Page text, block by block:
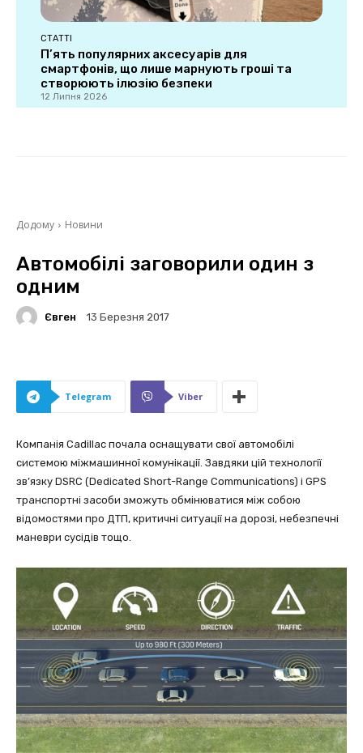
СТАТТІ
П’ять популярних аксесуарів для
смартфонів, що лише марнують гроші та
створюють ілюзію безпеки
12 Липня 2026